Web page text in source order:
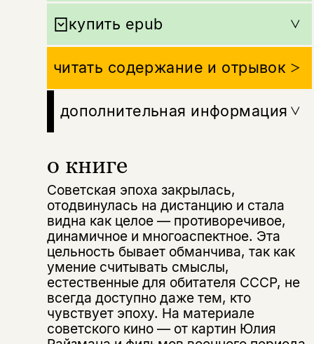
о книге
Советская эпоха закрылась,
отодвинулась на дистанцию и стала
видна как целое — противоречивое,
динамичное и многоаспектное. Эта
цельность бывает обманчива, так как
умение считывать смыслы,
естественные для обитателя СССР, не
всегда доступно даже тем, кто
чувствует эпоху. На материале
советского кино — от картин Юлия
купить epub
читать содержание и отрывок
дополнительная информация